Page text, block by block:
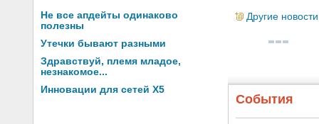
Не все апдейты одинаково
полезны
Утечки бывают разными
Здравствуй, племя младое,
незнакомое...
Инновации для сетей X5
Другие новости
События